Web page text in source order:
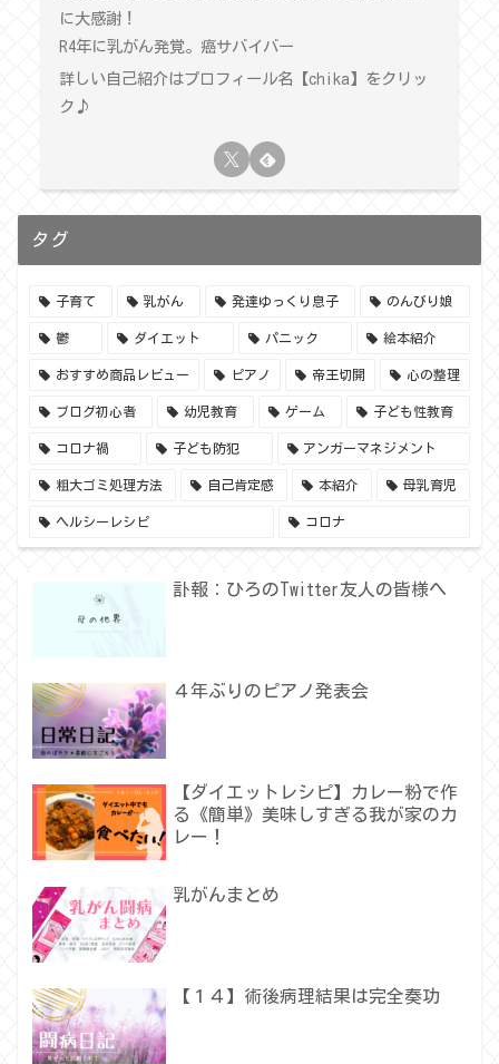
に大感謝！
R4年に乳がん発覚。癌サバイバー
詳しい自己紹介はプロフィール名【chika】をクリッ
ク♪
タグ
子育て 乳がん 発達ゆっくり息子 のんびり娘
鬱 ダイエット パニック 絵本紹介
おすすめ商品レビュー ピアノ 帝王切開 心の整理
ブログ初心者 幼児教育 ゲーム 子ども性教育
コロナ禍 子ども防犯 アンガーマネジメント
粗大ゴミ処理方法 自己肯定感 本紹介 母乳育児
ヘルシーレシピ コロナ
訃報：ひろのTwitter友人の皆様へ
４年ぶりのピアノ発表会
【ダイエットレシピ】カレー粉で作
る《簡単》美味しすぎる我が家のカ
レー！
乳がんまとめ
【１４】術後病理結果は完全奏功